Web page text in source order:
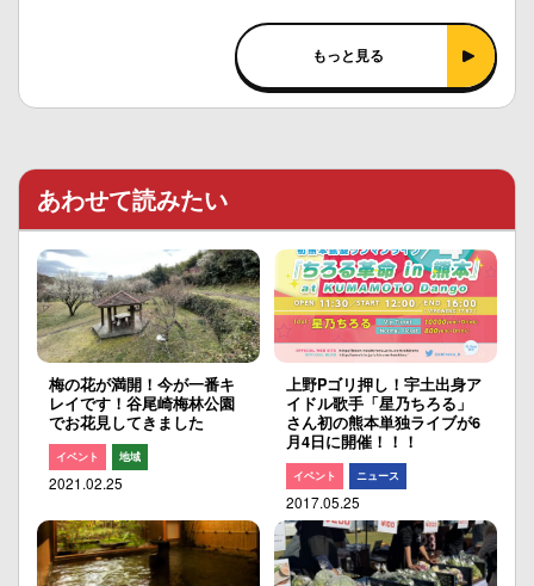
もっと見る
あわせて読みたい
梅の花が満開！今が一番キ
レイです！谷尾崎梅林公園
でお花見してきました
イベント 地域
2021.02.25
上野Pゴリ押し！宇土出身ア
イドル歌手「星乃ちろる」
さん初の熊本単独ライブが6
月4日に開催！！！
イベント ニュース
2017.05.25